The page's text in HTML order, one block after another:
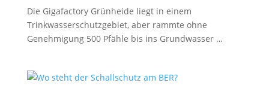
Die Gigafactory Grünheide liegt in einem
Trinkwasserschutzgebiet, aber rammte ohne
Genehmigung 500 Pfähle bis ins Grundwasser …